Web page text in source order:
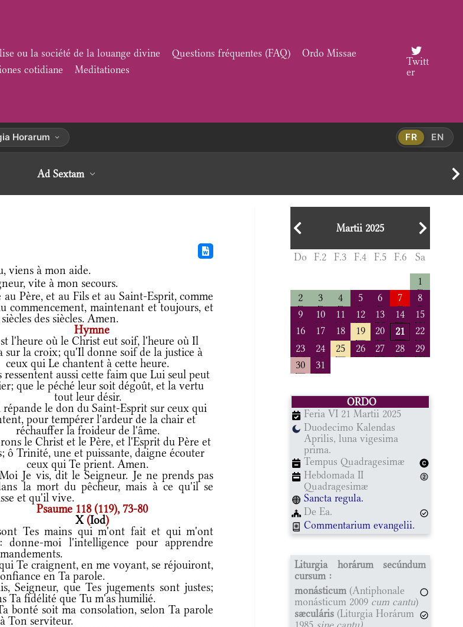
ou la société de la louange divine Questions fréquentes (FAQ)
Ordo Missae
cotidiane
Meditationes
Twitt
er
Horarum FR EN
Ad Sextam
viens à mon aide.
vite à mon secours.
Père, et au Fils et au Saint-Esprit, comme
commencement, maintenant et toujours, et
des siècles. Amen.
Hymne
l'heure où le Christ eut soif, l'heure où Il
sur la croix; qu'Il donne soif de la justice à
ceux qui Le chantent à cette heure.
aussi cette faim que Lui seul peut
que le péché leur soit dégoût, et la vertu
tout leur désir.
le don du Saint-Esprit sur ceux qui
pour tempérer l'ardeur de la chair et
réchauffer la froideur de l'âme.
le Christ et le Père, et l'Esprit du Père et
ô Trinité, une et puissante, daigne écouter
ceux qui Te prient. Amen.
Moi Je vis, dit le Seigneur. Je ne prends pas
la mort du pêcheur, mais à ce qu'il se
et qu'il vive.
Psaume 118 (119), 73-80
X(Iod)
Tes mains qui m'ont fait et qui m'ont
donne-moi l'intelligence pour apprendre
Te craignent, en me voyant, se réjouiront,
en Ta parole.
Seigneur, que Tes jugements sont justes;
Ta fidélité que Tu m'as humilié.
bonté soit ma consolation, selon Ta parole
Ton serviteur.
Martii 2025
Do F.2 F.3 F.4 F.5 F.6 Sa
1
2
3 4 5 6 7
8
9
10 11 12 13 14
15
16
17 18 19 20 21
22
23
24 25 26 27 28
29
30
31
ORDO
Feria VI 21 Martii 2025
Duodecimo Kalendas
Aprilis, luna vigesima
prima.
Tempus Quadragesimæ
Hebdomada II
Quadragesimæ
Sancta regula.
De Ea.
Commentarium evangelii.
Liturgia horárum secúndum
cursum :
monásticum (Antiphonale
monásticum 2009 cum cantu)
sæculáris (Liturgia Horárum
1985 sine cantu)